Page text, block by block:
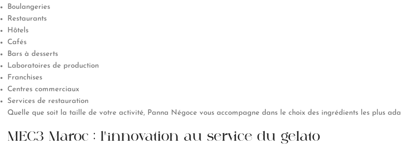
Boulangeries
Restaurants
Hôtels
Cafés
Bars à desserts
Laboratoires de production
Franchises
Centres commerciaux
Services de restauration
Quelle que soit la taille de votre activité, Panna Négoce vous accompagne dans le choix des ingrédients les plus
MEC3 Maroc : l'innovation au service du gelato